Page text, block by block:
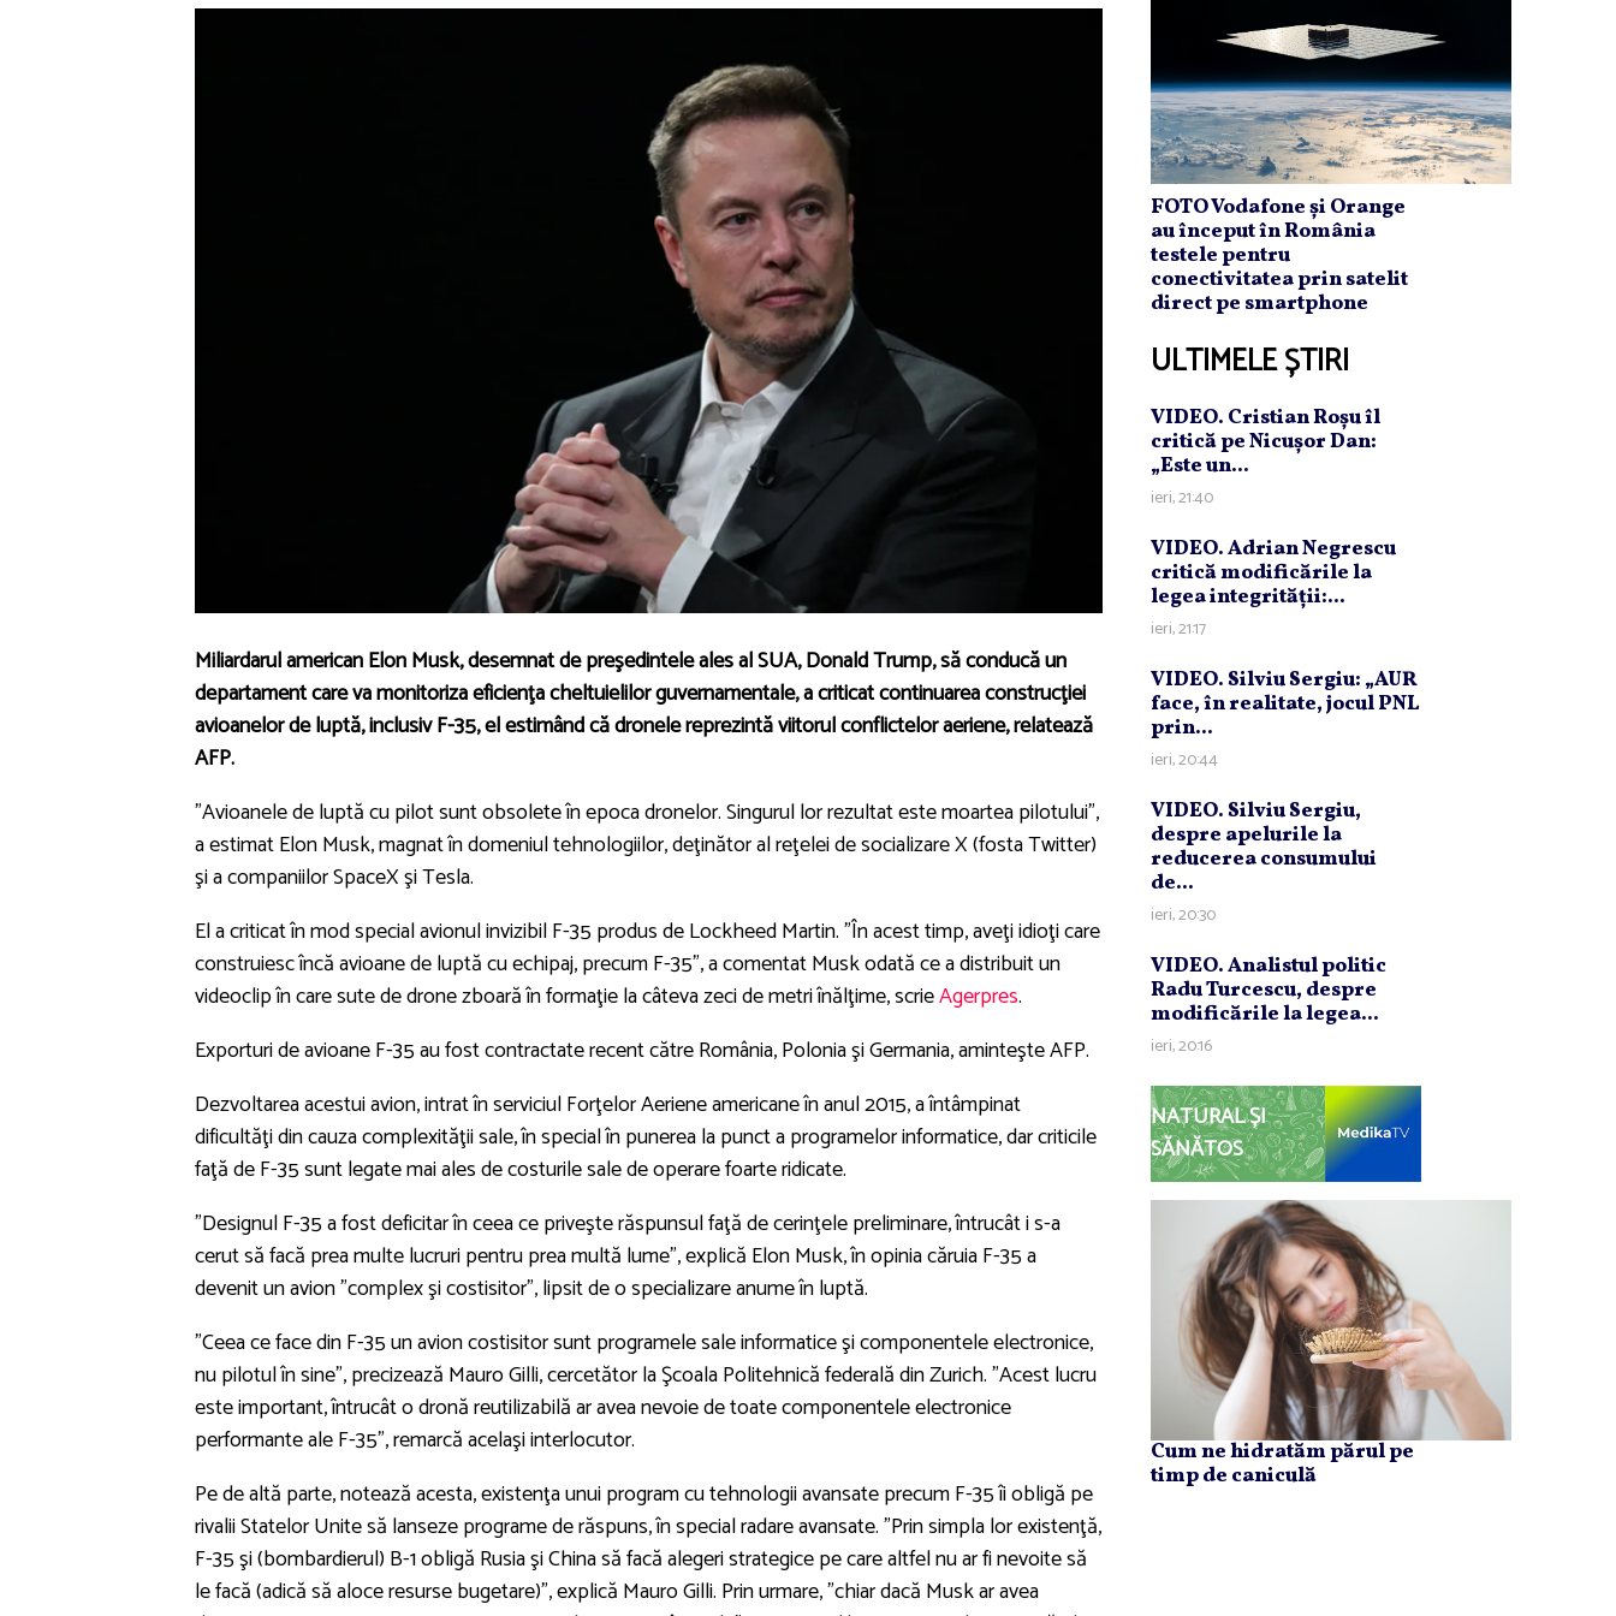
Miliardarul american Elon Musk, desemnat de preşedintele ales al SUA, Donald Trump, să conducă un
departament care va monitoriza eficienţa cheltuielilor guvernamentale, a criticat continuarea construcţiei
avioanelor de luptă, inclusiv F-35, el estimând că dronele reprezintă viitorul conflictelor aeriene, relatează
AFP.
"Avioanele de luptă cu pilot sunt obsolete în epoca dronelor. Singurul lor rezultat este moartea pilotului",
a estimat Elon Musk, magnat în domeniul tehnologiilor, deţinător al reţelei de socializare X (fosta Twitter)
şi a companiilor SpaceX şi Tesla.
El a criticat în mod special avionul invizibil F-35 produs de Lockheed Martin. "În acest timp, aveţi idioţi care
construiesc încă avioane de luptă cu echipaj, precum F-35", a comentat Musk odată ce a distribuit un
videoclip în care sute de drone zboară în formaţie la câteva zeci de metri înălţime, scrieAgerpres.
Exporturi de avioane F-35 au fost contractate recent către România, Polonia şi Germania, aminteşte AFP.
Dezvoltarea acestui avion, intrat în serviciul Forţelor Aeriene americane în anul 2015, a întâmpinat
dificultăţi din cauza complexităţii sale, în special în punerea la punct a programelor informatice, dar criticile
faţă de F-35 sunt legate mai ales de costurile sale de operare foarte ridicate.
"Designul F-35 a fost deficitar în ceea ce priveşte răspunsul faţă de cerinţele preliminare, întrucât i s-a
cerut să facă prea multe lucruri pentru prea multă lume", explică Elon Musk, în opinia căruia F-35 a
devenit un avion "complex şi costisitor", lipsit de o specializare anume în luptă.
"Ceea ce face din F-35 un avion costisitor sunt programele sale informatice şi componentele electronice,
nu pilotul în sine", precizează Mauro Gilli, cercetător la Şcoala Politehnică federală din Zurich. "Acest lucru
este important, întrucât o dronă reutilizabilă ar avea nevoie de toate componentele electronice
performante ale F-35", remarcă acelaşi interlocutor.
Pe de altă parte, notează acesta, existenţa unui program cu tehnologii avansate precum F-35 îi obligă pe
rivalii Statelor Unite să lanseze programe de răspuns, în special radare avansate. "Prin simpla lor existenţă,
F-35 şi (bombardierul) B-1 obligă Rusia şi China să facă alegeri strategice pe care altfel nu ar fi nevoite să
le facă (adică să aloce resurse bugetare)", explică Mauro Gilli. Prin urmare, "chiar dacă Musk ar avea
FOTO Vodafone și Orange
au început în România
testele pentru
conectivitatea prin satelit
direct pe smartphone
ULTIMELE ȘTIRI
VIDEO. Cristian Roşu îl
critică pe Nicuşor Dan:
„Este un...
ieri, 21:40
VIDEO. Adrian Negrescu
critică modificările la
legea integrităţii:...
ieri, 21:17
VIDEO. Silviu Sergiu: „AUR
face, în realitate, jocul PNL
prin...
ieri, 20:44
VIDEO. Silviu Sergiu,
despre apelurile la
reducerea consumului
de...
ieri, 20:30
VIDEO. Analistul politic
Radu Turcescu, despre
modificările la legea...
ieri, 20:16
NATURAL ȘI
SĂNĂTOS
Cum ne hidratăm părul pe
timp de caniculă